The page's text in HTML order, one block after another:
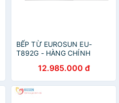
BẾP TỪ EUROSUN EU-
T892G - HÀNG CHÍNH
12.985.000 đ